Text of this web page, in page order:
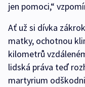
jen pomoci,“
Ať už si dívka
matky, ochotnou
kilometrů
lidská práva teď
martyrium